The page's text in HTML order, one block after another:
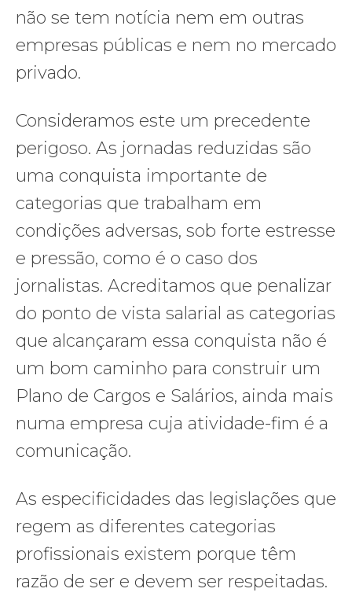
não se tem notícia nem em outras
empresas públicas e nem no mercado
privado.
Consideramos este um precedente
perigoso. As jornadas reduzidas são
uma conquista importante de
categorias que trabalham em
condições adversas, sob forte estresse
e pressão, como é o caso dos
jornalistas. Acreditamos que penalizar
do ponto de vista salarial as categorias
que alcançaram essa conquista não é
um bom caminho para construir um
Plano de Cargos e Salários, ainda mais
numa empresa cuja atividade-fim é a
comunicação.
As especificidades das legislações que
regem as diferentes categorias
profissionais existem porque têm
razão de ser e devem ser respeitadas.